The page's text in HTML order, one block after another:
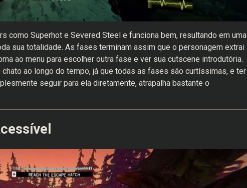
como Superhot e Severed Steel e funciona bem, resultando em uma
sua totalidade. As fases terminam assim que o personagem extrai
ao menu para escolher outra fase e ver sua cutscene introdutória.
ao longo do tempo, já que todas as fases são curtíssimas, e ter
seguir para ela diretamente, atrapalha bastante o